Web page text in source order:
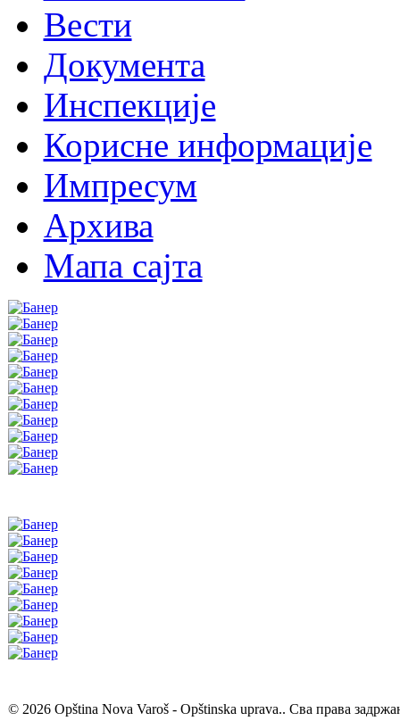
Вести
Документа
Инспекције
Корисне информације
Импресум
Архива
Мапа сајта
© 2026 Opština Nova Varoš - Opštinska uprava.. Сва права